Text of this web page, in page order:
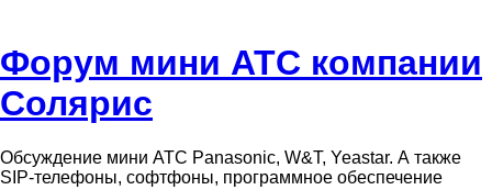
Форум мини АТС компании
Солярис
Обсуждение мини АТС Panasonic, W&T, Yeastar. А также
SIP-телефоны, софтфоны, программное обеспечение